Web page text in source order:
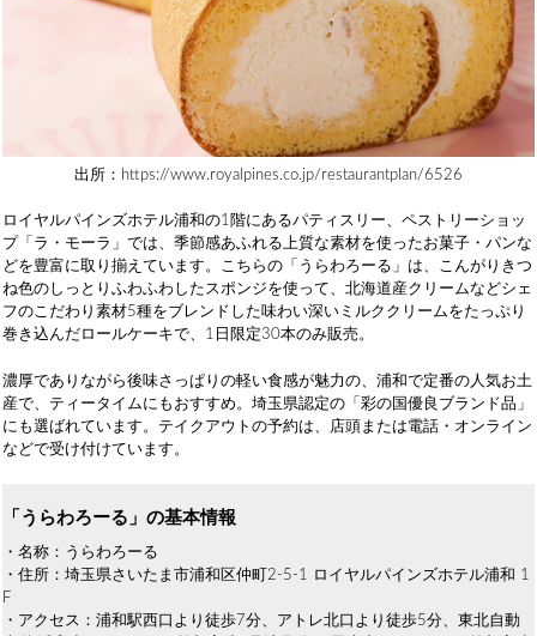
出所：https://www.royalpines.co.jp/restaurantplan/6526
ロイヤルパインズホテル浦和の1階にあるパティスリー、ペストリーショッ
プ「ラ・モーラ」では、季節感あふれる上質な素材を使ったお菓子・パンな
どを豊富に取り揃えています。こちらの「うらわろーる」は、こんがりきつ
ね色のしっとりふわふわしたスポンジを使って、北海道産クリームなどシェ
フのこだわり素材5種をブレンドした味わい深いミルククリームをたっぷり
巻き込んだロールケーキで、1日限定30本のみ販売。
濃厚でありながら後味さっぱりの軽い食感が魅力の、浦和で定番の人気お土
産で、ティータイムにもおすすめ。埼玉県認定の「彩の国優良ブランド品」
にも選ばれています。テイクアウトの予約は、店頭または電話・オンライン
などで受け付けています。
「うらわろーる」の基本情報
・名称：うらわろーる
・住所：埼玉県さいたま市浦和区仲町2-5-1 ロイヤルパインズホテル浦和 1
F
・アクセス：浦和駅西口より徒歩7分、アトレ北口より徒歩5分、東北自動